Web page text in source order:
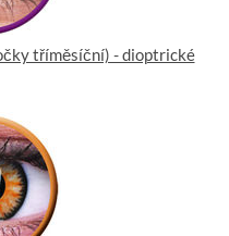
tříměsíční) - dioptrické